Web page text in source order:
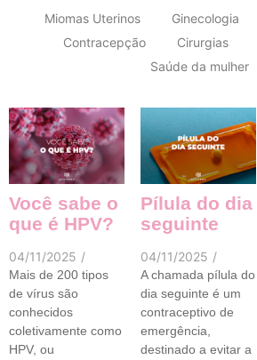
Miomas Uterinos Ginecologia
Contracepção
Cirurgias
Saúde da mulher
Você sabe o
que é HPV?
04/11/2025 /
Mais de 200 tipos
de vírus são
conhecidos
coletivamente como
HPV, ou
Pílula do dia
seguinte
04/11/2025 /
A chamada pílula do
dia seguinte é um
contraceptivo de
emergência,
destinado a evitar a